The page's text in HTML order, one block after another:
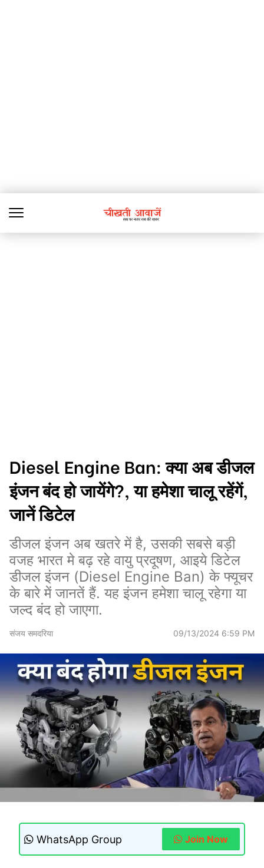
Diesel Engine Ban: क्या अब डीजल
इंजन बंद हो जायेंगे?, या हमेशा चालू रहेंगें,
जानें डिटेल
डीजल इंजन अब खतरे में है, उसकी सबसे बड़ी
वजह भारत मे बढ़ रहे वायु प्रदूषण, आइये डिटेल
डीजल इंजन (Diesel Engine Ban) के फ्यूचर
के बारे में जानतें हैं. यह इंजन हमेशा चालू रहेगा या
जल्द बंद हो जाएगा.
संजय समदरिया 09/13/2024 6:59 PM
WhatsApp Group Join Now